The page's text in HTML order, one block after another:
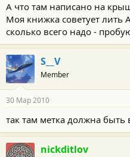
А что там написано на
Моя книжка советует лить
сколько всего надо -
S__V
Member
30 Мар 2010
так там метка должна
nickditlov